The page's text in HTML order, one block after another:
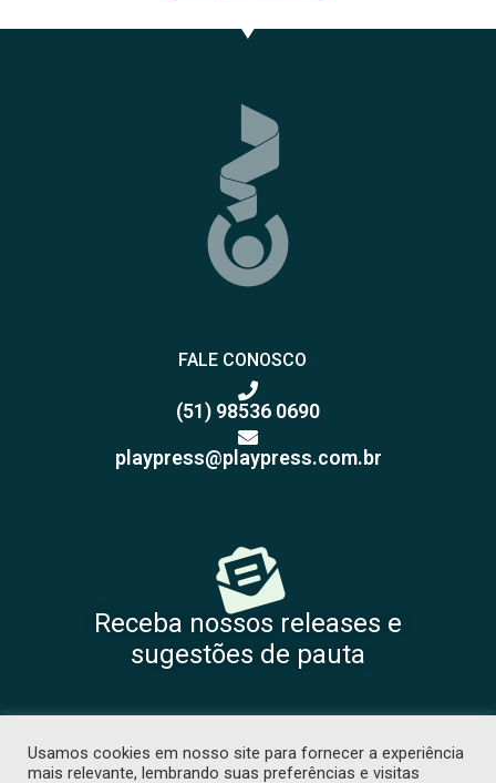
FALE CONOSCO
(51) 98536 0690
playpress@playpress.com.br
Receba nossos releases e
sugestões de pauta
Usamos cookies em nosso site para fornecer a experiência
mais relevante, lembrando suas preferências e visitas